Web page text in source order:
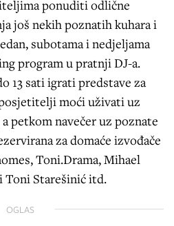
ponuditi odlične
još nekih poznatih kuhara i
subotama i nedjeljama
program u pratnji DJ-a.
13 sati igrati predstave za
moći uživati uz
petkom navečer uz poznate
za domaće izvođače
Toni.Drama, Mihael
Toni Starešinić itd.
OGLAS